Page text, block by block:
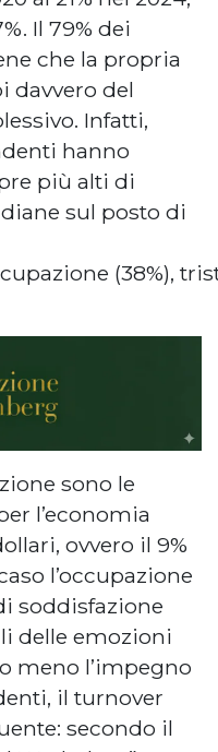
Il 79% dei
che la propria
davvero del
Infatti,
hanno
più alti di
sul posto di
(38%),
sono le
l’economia
ovvero il 9%
l’occupazione
soddisfazione
delle emozioni
meno l’impegno
il turnover
secondo il